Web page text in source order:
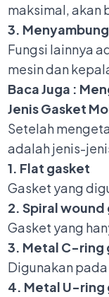
maksimal, akan
3.
Fungsi lainnya
mesin dan
Baca Juga :
Jenis Gasket
Setelah
adalah jenis-
1. Flat gasket
Gasket yang
2. Spiral wound
Gasket yang
3. Metal C-ring
Digunakan
4. Metal U-ring